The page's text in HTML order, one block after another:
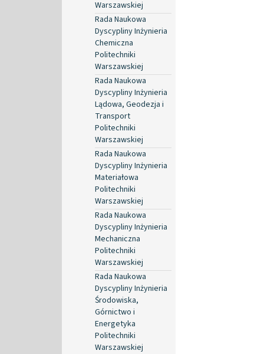
Warszawskiej
Rada Naukowa
Dyscypliny Inżynieria
Chemiczna
Politechniki
Warszawskiej
Rada Naukowa
Dyscypliny Inżynieria
Lądowa, Geodezja i
Transport
Politechniki
Warszawskiej
Rada Naukowa
Dyscypliny Inżynieria
Materiałowa
Politechniki
Warszawskiej
Rada Naukowa
Dyscypliny Inżynieria
Mechaniczna
Politechniki
Warszawskiej
Rada Naukowa
Dyscypliny Inżynieria
Środowiska,
Górnictwo i
Energetyka
Politechniki
Warszawskiej